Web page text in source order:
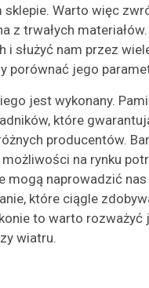
Warto więc
z trwałych
służyć nam przez
porównać jego
jest wykonany.
które
producentów.
na rynku
mogą naprowadzić
które ciągle
to warto rozważyć
wiatru.